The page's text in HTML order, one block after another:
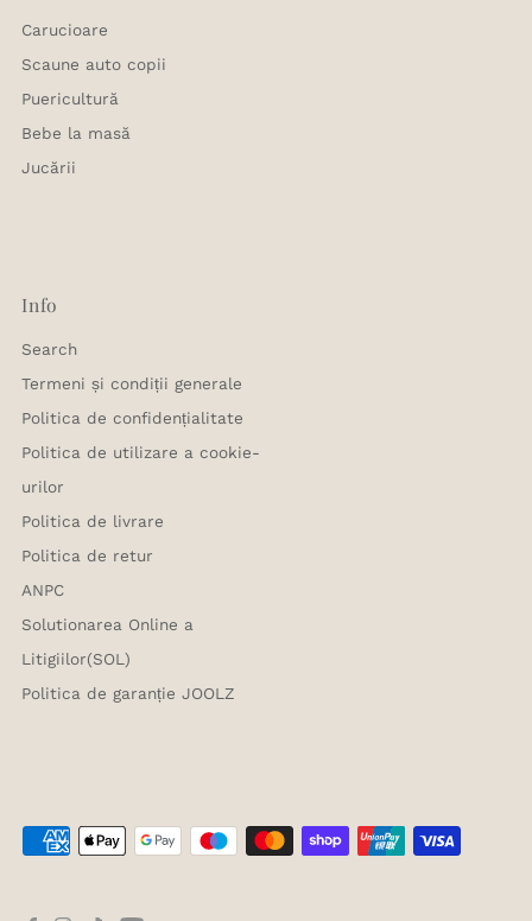
Carucioare
Scaune auto copii
Puericultură
Bebe la masă
Jucării
Info
Search
Termeni și condiții generale
Politica de confidențialitate
Politica de utilizare a cookie-
urilor
Politica de livrare
Politica de retur
ANPC
Solutionarea Online a
Litigiilor(SOL)
Politica de garanție JOOLZ